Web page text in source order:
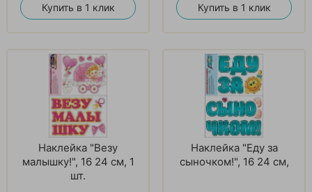
Купить в 1 клик Купить в 1 клик
Наклейка "Везу
малышку!", 16 24 см, 1
шт.
Наклейка "Еду за
сыночком!", 16 24 см,